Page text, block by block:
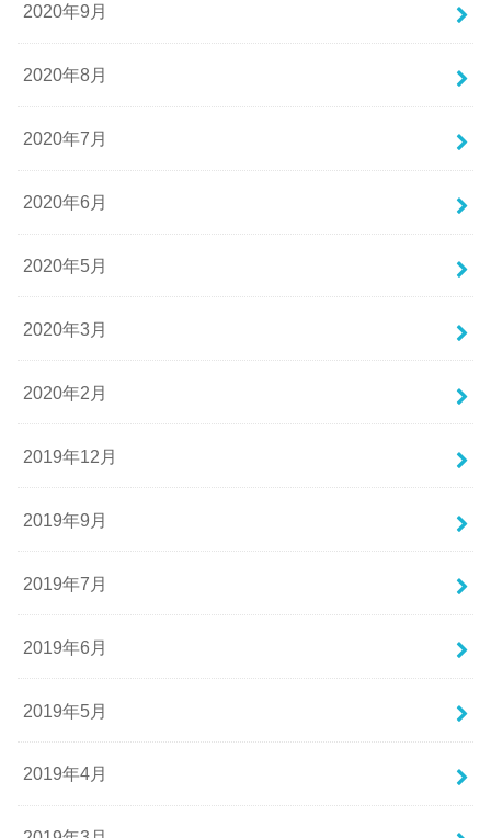
2020年9月
2020年8月
2020年7月
2020年6月
2020年5月
2020年3月
2020年2月
2019年12月
2019年9月
2019年7月
2019年6月
2019年5月
2019年4月